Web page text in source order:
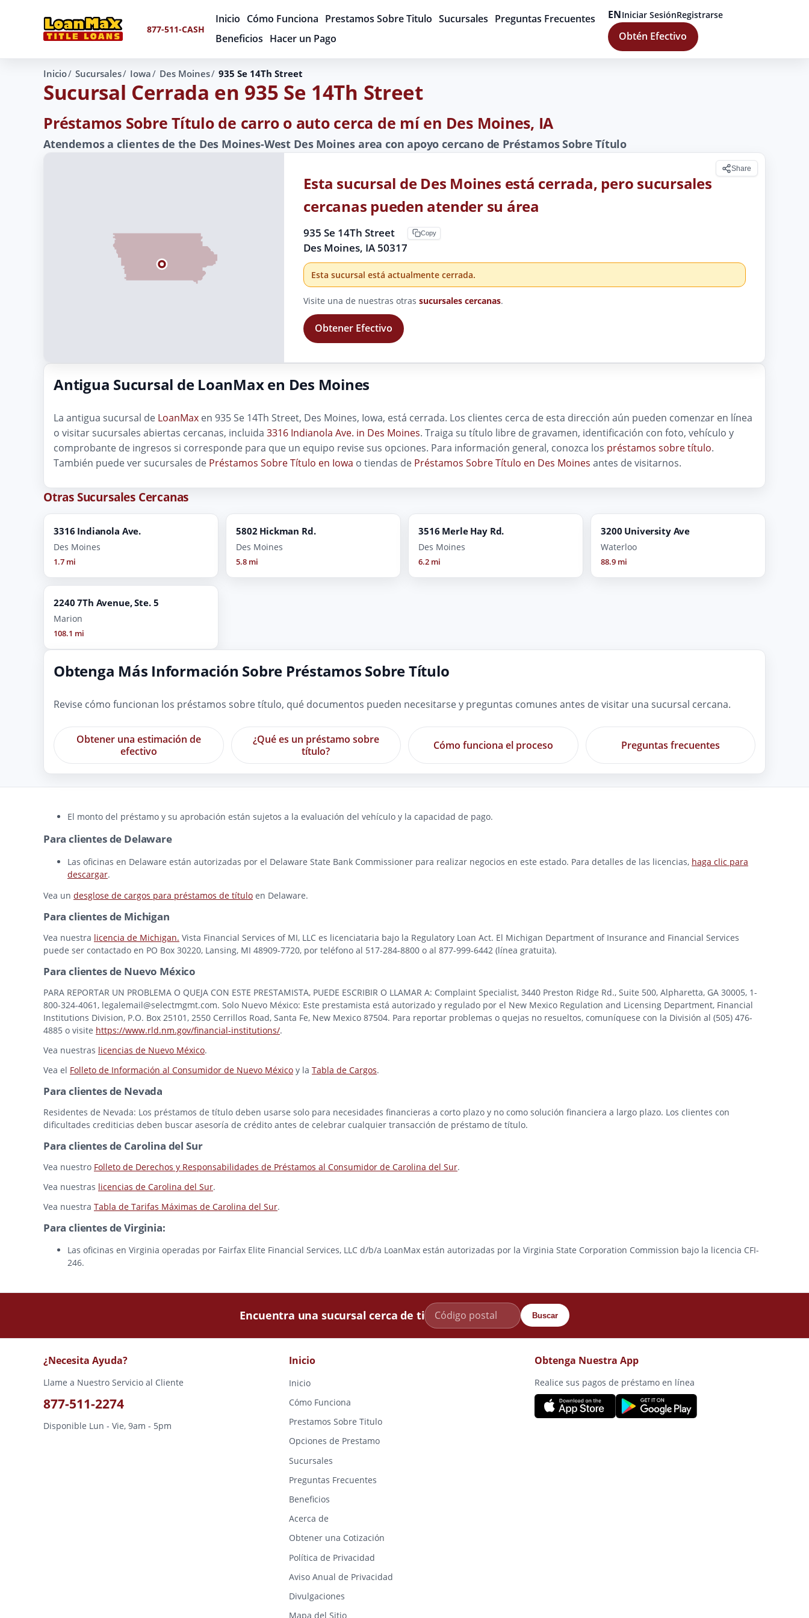
877-511-CASH
Inicio Cómo Funciona Prestamos Sobre Titulo Sucursales Preguntas Frecuentes
Beneficios Hacer un Pago
ENIniciar SesiónRegistrarse
Obtén Efectivo
Inicio Sucursales Iowa Des Moines 935 Se 14Th Street
Sucursal Cerrada en 935 Se 14Th Street
Préstamos Sobre Título de carro o auto cerca de mí en Des Moines, IA
Atendemos a clientes de the Des Moines-West Des Moines area con apoyo cercano de Préstamos Sobre Título
Share
Esta sucursal de Des Moines está cerrada, pero sucursales
cercanas pueden atender su área
935 Se 14Th Street
Des Moines, IA 50317
Copy
Esta sucursal está actualmente cerrada.
Visite una de nuestras otrassucursales cercanas.
Obtener Efectivo
Antigua Sucursal de LoanMax en Des Moines
La antigua sucursal de LoanMax en 935 Se 14Th Street, Des Moines, Iowa, está cerrada. Los clientes cerca de esta dirección aún pueden comenzar en línea
o visitar sucursales abiertas cercanas, incluida 3316 Indianola Ave. in Des Moines. Traiga su título libre de gravamen, identificación con foto, vehículo y
comprobante de ingresos si corresponde para que un equipo revise sus opciones. Para información general, conozca los préstamos sobre título.
También puede ver sucursales de Préstamos Sobre Título en Iowa o tiendas de Préstamos Sobre Título en Des Moines antes de visitarnos.
Otras Sucursales Cercanas
3316 Indianola Ave.
Des Moines
1.7 mi
5802 Hickman Rd.
Des Moines
5.8 mi
3516 Merle Hay Rd.
Des Moines
6.2 mi
3200 University Ave
Waterloo
88.9 mi
2240 7Th Avenue, Ste. 5
Marion
108.1 mi
Obtenga Más Información Sobre Préstamos Sobre Título
Revise cómo funcionan los préstamos sobre título, qué documentos pueden necesitarse y preguntas comunes antes de visitar una sucursal cercana.
Obtener una estimación de
efectivo
¿Qué es un préstamo sobre
título?
Cómo funciona el proceso Preguntas frecuentes
El monto del préstamo y su aprobación están sujetos a la evaluación del vehículo y la capacidad de pago.
Para clientes de Delaware
Las oficinas en Delaware están autorizadas por el Delaware State Bank Commissioner para realizar negocios en este estado. Para detalles de las licencias, haga clic para
descargar.
Vea un desglose de cargos para préstamos de título en Delaware.
Para clientes de Michigan
Vea nuestra licencia de Michigan. Vista Financial Services of MI, LLC es licenciataria bajo la Regulatory Loan Act. El Michigan Department of Insurance and Financial Services
puede ser contactado en PO Box 30220, Lansing, MI 48909-7720, por teléfono al 517-284-8800 o al 877-999-6442 (línea gratuita).
Para clientes de Nuevo México
PARA REPORTAR UN PROBLEMA O QUEJA CON ESTE PRESTAMISTA, PUEDE ESCRIBIR O LLAMAR A: Complaint Specialist, 3440 Preston Ridge Rd., Suite 500, Alpharetta, GA 30005, 1-
800-324-4061, legalemail@selectmgmt.com. Solo Nuevo México: Este prestamista está autorizado y regulado por el New Mexico Regulation and Licensing Department, Financial
Institutions Division, P.O. Box 25101, 2550 Cerrillos Road, Santa Fe, New Mexico 87504. Para reportar problemas o quejas no resueltos, comuníquese con la División al (505) 476-
4885 o visite https://www.rld.nm.gov/financial-institutions/.
Vea nuestras licencias de Nuevo México.
Vea el Folleto de Información al Consumidor de Nuevo México y la Tabla de Cargos.
Para clientes de Nevada
Residentes de Nevada: Los préstamos de título deben usarse solo para necesidades financieras a corto plazo y no como solución financiera a largo plazo. Los clientes con
dificultades crediticias deben buscar asesoría de crédito antes de celebrar cualquier transacción de préstamo de título.
Para clientes de Carolina del Sur
Vea nuestro Folleto de Derechos y Responsabilidades de Préstamos al Consumidor de Carolina del Sur.
Vea nuestras licencias de Carolina del Sur.
Vea nuestra Tabla de Tarifas Máximas de Carolina del Sur.
Para clientes de Virginia:
Las oficinas en Virginia operadas por Fairfax Elite Financial Services, LLC d/b/a LoanMax están autorizadas por la Virginia State Corporation Commission bajo la licencia CFI-
246.
Encuentra una sucursal cerca de ti Buscar
¿Necesita Ayuda?
Llame a Nuestro Servicio al Cliente
877-511-2274
Disponible Lun - Vie, 9am - 5pm
Inicio
Inicio
Cómo Funciona
Prestamos Sobre Titulo
Opciones de Prestamo
Sucursales
Preguntas Frecuentes
Beneficios
Acerca de
Obtener una Cotización
Política de Privacidad
Aviso Anual de Privacidad
Divulgaciones
Mapa del Sitio
Obtenga Nuestra App
Realice sus pagos de préstamo en línea